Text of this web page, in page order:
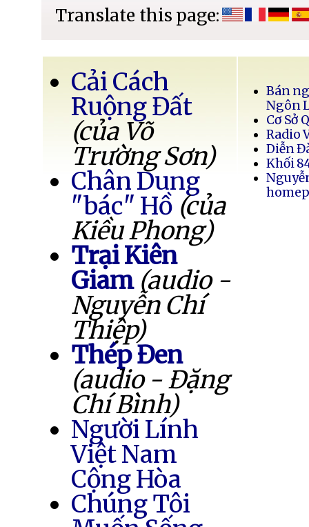
Translate this page:
Cải Cách
Ruộng Đất
(của Võ
Trường Sơn)
Chân Dung
"bác" Hồ (của
Kiều Phong)
Trại Kiên
Giam (audio -
Nguyễn Chí
Thiệp)
Thép Đen
(audio - Đặng
Chí Bình)
Người Lính
Việt Nam
Cộng Hòa
Chúng Tôi
Bán
Ngôn
Cơ Sở
Radio
Diễn
Khối